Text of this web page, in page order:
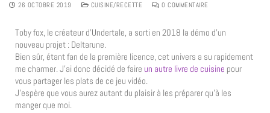
26 OCTOBRE 2019 CUISINE/RECETTE 0 COMMENTAIRE
Toby fox, le créateur d’Undertale, a sorti en 2018 la démo d’un
nouveau projet : Deltarune.
Bien sûr, étant fan de la première licence, cet univers a su rapidement
me charmer. J’ai donc décidé de faire un autre livre de cuisine pour
vous partager les plats de ce jeu vidéo.
J’espère que vous aurez autant du plaisir à les préparer qu’à les
manger que moi.